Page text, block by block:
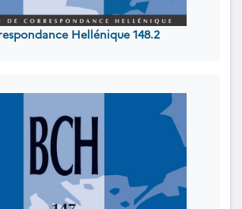
Hellénique 148.2